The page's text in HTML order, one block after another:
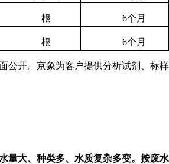
根 6个月
根 6个月
公开。京象为客户提供分析试剂、标样
量大、种类多、水质复杂多变。按废水